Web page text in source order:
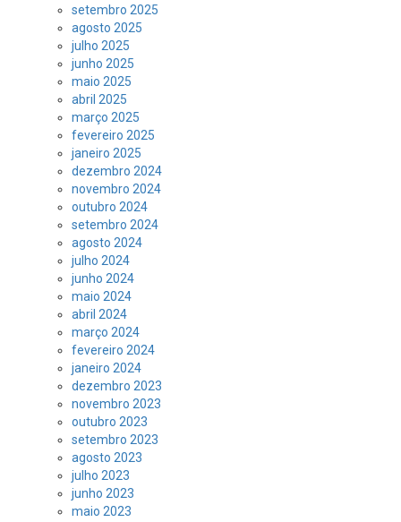
setembro 2025
agosto 2025
julho 2025
junho 2025
maio 2025
abril 2025
março 2025
fevereiro 2025
janeiro 2025
dezembro 2024
novembro 2024
outubro 2024
setembro 2024
agosto 2024
julho 2024
junho 2024
maio 2024
abril 2024
março 2024
fevereiro 2024
janeiro 2024
dezembro 2023
novembro 2023
outubro 2023
setembro 2023
agosto 2023
julho 2023
junho 2023
maio 2023